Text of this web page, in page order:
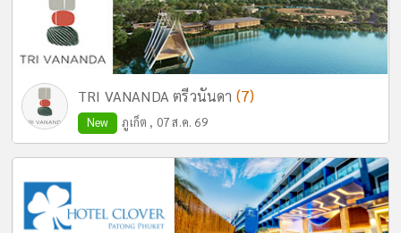
TRI VANANDA ตรีวนันดา (7)
New ภูเก็ต , 07 ส.ค. 69